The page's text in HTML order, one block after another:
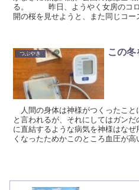
る。 昨日、ようやく女房のコロ
開の桜を見せようと、また同じコー
つぶやき この
人間の身体は神様がつくったこと
と言われるが、それにしてはガン
に直結するような病気を神様はな
くなったためかこのところ血圧が